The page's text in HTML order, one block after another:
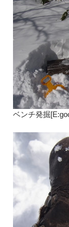
ベンチ発掘